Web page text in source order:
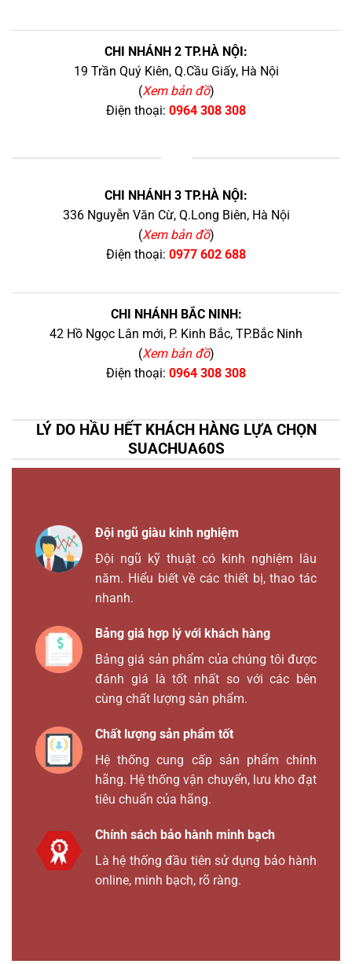
CHI NHÁNH 2 TP.HÀ NỘI:
19 Trần Quý Kiên, Q.Cầu Giấy, Hà Nội
(Xem bản đồ)
Điện thoại: 0964 308 308
CHI NHÁNH 3 TP.HÀ NỘI:
336 Nguyễn Văn Cừ, Q.Long Biên, Hà Nội
(Xem bản đồ)
Điện thoại: 0977 602 688
CHI NHÁNH BẮC NINH:
42 Hồ Ngọc Lân mới, P. Kinh Bắc, TP.Bắc Ninh
(Xem bản đồ)
Điện thoại: 0964 308 308
LÝ DO HẦU HẾT KHÁCH HÀNG LỰA CHỌN
SUACHUA60S
Đội ngũ giàu kinh nghiệm
Đội ngũ kỹ thuật có kinh nghiệm lâu
năm. Hiểu biết về các thiết bị, thao tác
nhanh.
Bảng giá hợp lý với khách hàng
Bảng giá sản phẩm của chúng tôi được
đánh giá là tốt nhất so với các bên
cùng chất lượng sản phẩm.
Chất lượng sản phẩm tốt
Hệ thống cung cấp sản phẩm chính
hãng. Hệ thống vận chuyển, lưu kho đạt
tiêu chuẩn của hãng.
Chính sách bảo hành minh bạch
Là hệ thống đầu tiên sử dụng bảo hành
online, minh bạch, rõ ràng.